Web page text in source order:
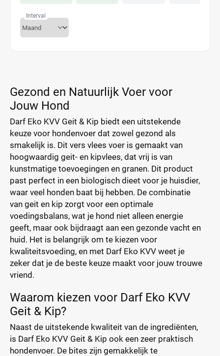
Interval
Gezond en Natuurlijk Voer voor
Jouw Hond
Darf Eko KVV Geit & Kip biedt een uitstekende
keuze voor hondenvoer dat zowel gezond als
smakelijk is. Dit vers vlees voer is gemaakt van
hoogwaardig geit- en kipvlees, dat vrij is van
kunstmatige toevoegingen en granen. Dit product
past perfect in een biologisch dieet voor je huisdier,
waar veel honden baat bij hebben. De combinatie
van geit en kip zorgt voor een optimale
voedingsbalans, wat je hond niet alleen energie
geeft, maar ook bijdraagt aan een gezonde vacht en
huid. Het is belangrijk om te kiezen voor
kwaliteitsvoeding, en met Darf Eko KVV weet je
zeker dat je de beste keuze maakt voor jouw trouwe
vriend.
Waarom kiezen voor Darf Eko KVV
Geit & Kip?
Naast de uitstekende kwaliteit van de ingrediënten,
is Darf Eko KVV Geit & Kip ook een zeer praktisch
hondenvoer. De bites zijn gemakkelijk te